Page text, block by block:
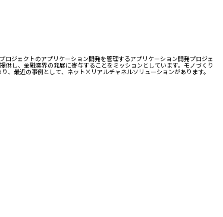
ジェクトのアプリケーション開発を管理するアプリケーション開発プロジェ
し、金融業界の発展に寄与することをミッションとしています。モノづくり
、最近の事例として、ネット×リアルチャネルソリューションがあります。